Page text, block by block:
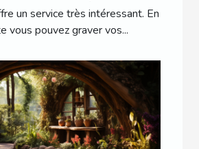
un service très intéressant. En
vous pouvez graver vos...